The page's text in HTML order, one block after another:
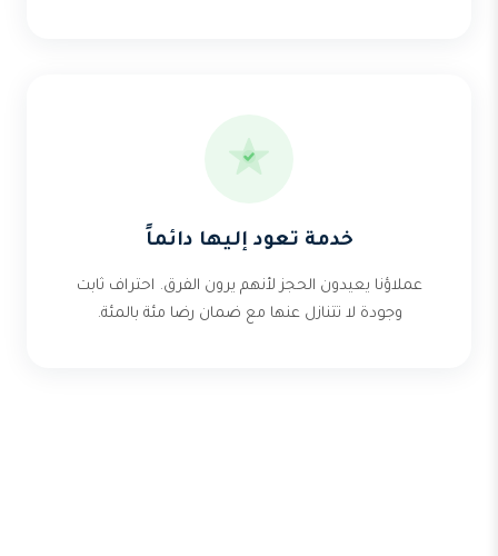
خدمة تعود إليها دائماً
عملاؤنا يعيدون الحجز لأنهم يرون الفرق. احتراف ثابت
وجودة لا تتنازل عنها مع ضمان رضا مئة بالمئة.